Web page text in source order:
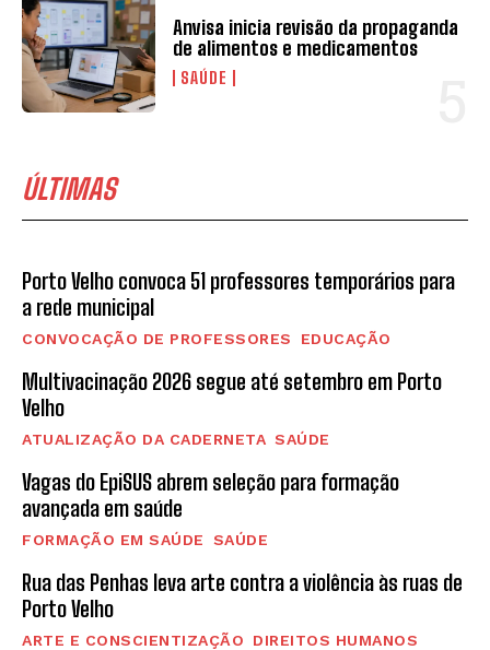
Anvisa inicia revisão da propaganda
de alimentos e medicamentos
SAÚDE
ÚLTIMAS
Porto Velho convoca 51 professores temporários para
a rede municipal
CONVOCAÇÃO DE PROFESSORES EDUCAÇÃO
Multivacinação 2026 segue até setembro em Porto
Velho
ATUALIZAÇÃO DA CADERNETA SAÚDE
Vagas do EpiSUS abrem seleção para formação
avançada em saúde
FORMAÇÃO EM SAÚDE SAÚDE
Rua das Penhas leva arte contra a violência às ruas de
Porto Velho
ARTE E CONSCIENTIZAÇÃO DIREITOS HUMANOS